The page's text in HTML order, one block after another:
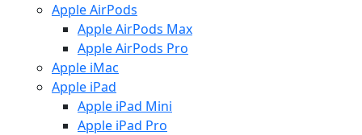
Apple AirPods
Apple AirPods Max
Apple AirPods Pro
Apple iMac
Apple iPad
Apple iPad Mini
Apple iPad Pro